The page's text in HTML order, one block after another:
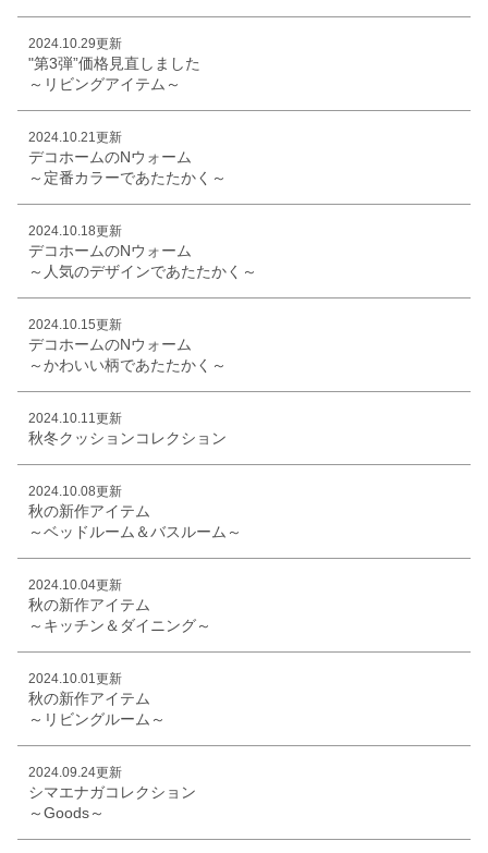
2024.10.29更新
"第3弾”価格見直しました
～リビングアイテム～
2024.10.21更新
デコホームのNウォーム
～定番カラーであたたかく～
2024.10.18更新
デコホームのNウォーム
～人気のデザインであたたかく～
2024.10.15更新
デコホームのNウォーム
～かわいい柄であたたかく～
2024.10.11更新
秋冬クッションコレクション
2024.10.08更新
秋の新作アイテム
～ベッドルーム＆バスルーム～
2024.10.04更新
秋の新作アイテム
～キッチン＆ダイニング～
2024.10.01更新
秋の新作アイテム
～リビングルーム～
2024.09.24更新
シマエナガコレクション
～Goods～